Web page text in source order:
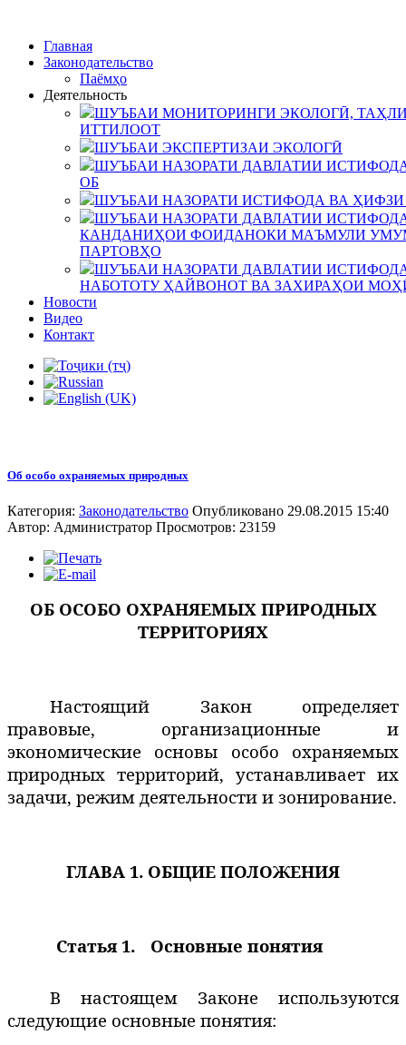
Главная
Законодательство
Паёмҳо
Деятельность
ШУЪБАИ МОНИТОРИНГИ ЭКОЛОГӢ,
ИТТИЛООТ
ШУЪБАИ ЭКСПЕРТИЗАИ ЭКОЛОГӢ
ШУЪБАИ НАЗОРАТИ ДАВЛАТИИ
ОБ
ШУЪБАИ НАЗОРАТИ ИСТИФОДА ВА
ШУЪБАИ НАЗОРАТИ ДАВЛАТИИ
КАНДАНИҲОИ ФОИДАНОКИ МАЪМУЛИ
ПАРТОВҲО
ШУЪБАИ НАЗОРАТИ ДАВЛАТИИ
НАБОТОТУ ҲАЙВОНОТ ВА ЗАХИРАҲОИ
Новости
Видео
Контакт
Об особо охраняемых природных
Категория: Законодательство Опубликовано 29.08.2015 15:40
Автор: Администратор Просмотров: 23159
ОБ ОСОБО ОХРАНЯЕМЫХ ПРИРОДНЫХ
ТЕРРИТОРИЯХ
Настоящий Закон определяет
правовые, организационные и
экономические основы особо охраняемых
природных территорий, устанавливает их
задачи, режим деятельности и зонирование.
ГЛАВА 1. ОБЩИЕ ПОЛОЖЕНИЯ
Статья 1. Основные понятия
В настоящем Законе используются
следующие основные понятия: